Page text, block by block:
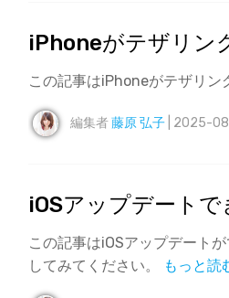
み対応
み対応iPhoneがテザリン
この記事はiPhoneがテザリン
編集者藤原 弘子 | 2025-
iOSアップデート
この記事はiOSアップデート
してみてください。
もっと読